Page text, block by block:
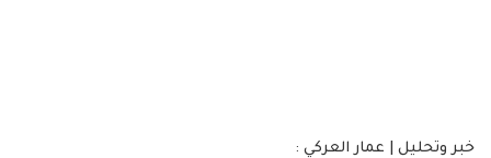
خبر وتحليل | عمار العركي :